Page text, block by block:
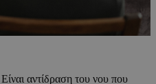
αντίδραση του νου που